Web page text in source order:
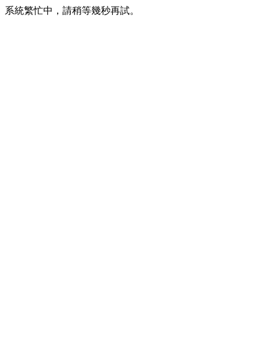
系統繁忙中，請稍等幾秒再試。